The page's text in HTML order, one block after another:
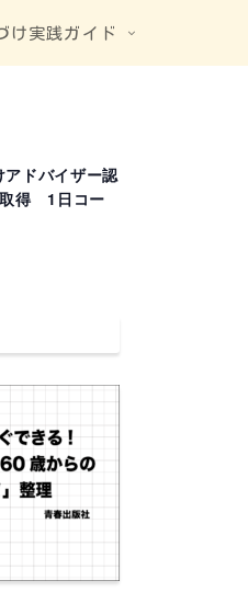
け実践ガイド
アドバイザー認
取得 1日コー